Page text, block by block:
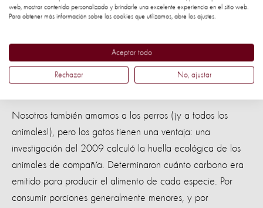
cardiaco. Eso es lo que afirma esteestudiode los Estados
Son más ecológicos
Nosotros también amamos a los perros (¡y a todos los
animales!), pero los gatos tienen una ventaja: una
investigación del 2009 calculó la huella ecológica de los
animales de compañía. Determinaron cuánto carbono era
emitido para producir el alimento de cada especie. Por
consumir porciones generalmente menores, y por
web, mostrar contenido personalizado y brindarle una excelente experiencia en el sitio web.
Para obtener más información sobre las cookies que utilizamos, abre los ajustes.
Aceptar todo
Rechazar No, ajustar